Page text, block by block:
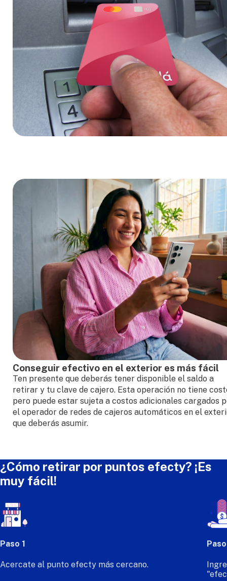
Conseguir efectivo en el exterior es más fácil
Ten presente que deberás tener disponible el saldo a
retirar y tu clave de cajero. Esta operación no tiene
pero puede estar sujeta a costos adicionales cargados
el operador de redes de cajeros automáticos en el
que deberás asumir.
¿Cómo retirar por puntos efecty? ¡Es
muy fácil!
Paso 1
Acercate al punto efecty más cercano.